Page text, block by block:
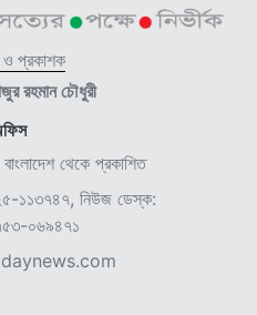
ও প্রকাশক
রহমান চৌধুরী
থেকে প্রকাশিত
১১৩৭৪৭, নিউজ ডেস্ক:
০৬৯৪৭১